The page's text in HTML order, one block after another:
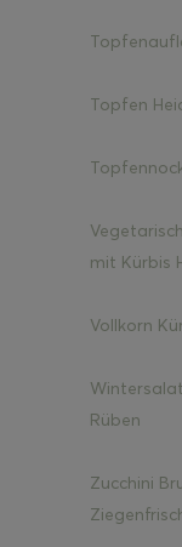
Topfen
mit Kürbis
Vollkorn
Rüben
Zucchini